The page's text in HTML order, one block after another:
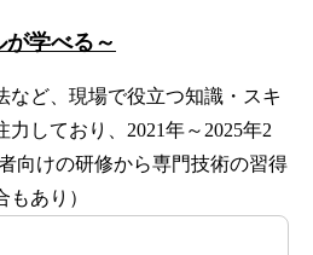
学べる～
ど、現場で役立つ知識・スキ
しており、2021年～2025年2
向けの研修から専門技術の習得
あり）